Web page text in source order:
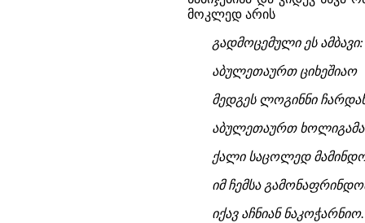
მოკლედ არის
გადმოცემული ეს ამბავი:
აბულეთაურთ ციხეშიაო
მედგეს ლოგინნი
აბულეთაურთ
ქალი საცოლედ
იმ ჩემსა
იქავ აჩნიან ნაკოჭარნიო.